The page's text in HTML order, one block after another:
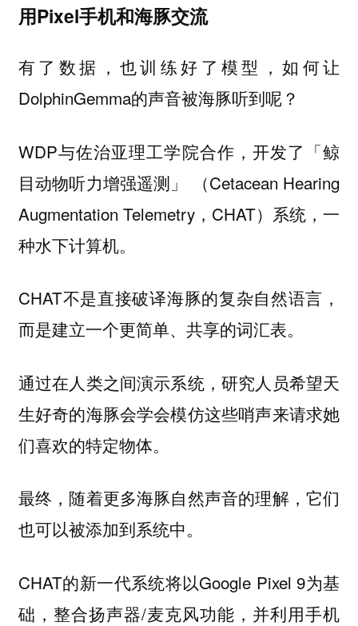
用Pixel手机和海豚交流
有了数据，也训练好了模型，如何让
DolphinGemma的声音被海豚听到呢？
WDP与佐治亚理工学院合作，开发了「鲸
目动物听力增强遥测」 （Cetacean Hearing
Augmentation Telemetry，CHAT）系统，一
种水下计算机。
CHAT不是直接破译海豚的复杂自然语言，
而是建立一个更简单、共享的词汇表。
通过在人类之间演示系统，研究人员希望天
生好奇的海豚会学会模仿这些哨声来请求她
们喜欢的特定物体。
最终，随着更多海豚自然声音的理解，它们
也可以被添加到系统中。
CHAT的新一代系统将以Google Pixel 9为基
础，整合扬声器/麦克风功能，并利用手机